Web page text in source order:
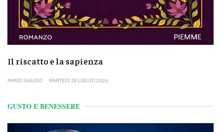
Il riscatto e la sapienza
MARIO GAUDIO MARTEDÌ 28 LUGLIO 2026
GUSTO E BENESSERE